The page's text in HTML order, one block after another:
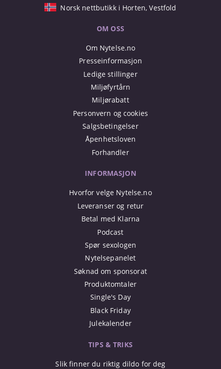
Norsk nettbutikk i Horten, Vestfold
OM OSS
Om Nytelse.no
Presseinformasjon
Ledige stillinger
Miljøfyrtårn
Miljørabatt
Personvern og cookies
Salgsbetingelser
Åpenhetsloven
Forhandler
INFORMASJON
Hvorfor velge Nytelse.no
Leveranser og retur
Betal med Klarna
Podcast
Spør sexologen
Nytelsepanelet
Søknad om sponsorat
Produktomtaler
Single's Day
Black Friday
Julekalender
TIPS & TRIKS
Slik finner du riktig dildo for deg